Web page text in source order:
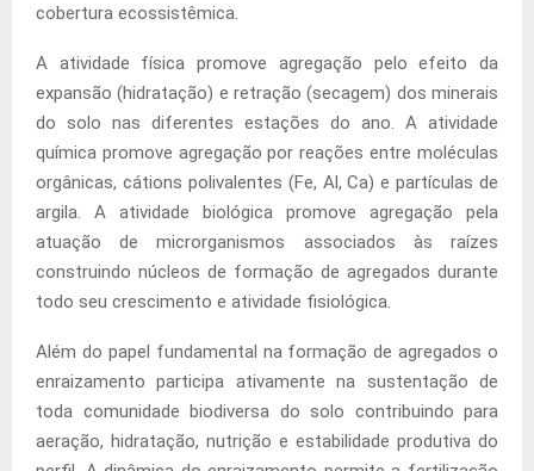
cobertura ecossistêmica.
A atividade física promove agregação pelo efeito da
expansão (hidratação) e retração (secagem) dos minerais
do solo nas diferentes estações do ano. A atividade
química promove agregação por reações entre moléculas
orgânicas, cátions polivalentes (Fe, Al, Ca) e partículas de
argila. A atividade biológica promove agregação pela
atuação de microrganismos associados às raízes
construindo núcleos de formação de agregados durante
todo seu crescimento e atividade fisiológica.
Além do papel fundamental na formação de agregados o
enraizamento participa ativamente na sustentação de
toda comunidade biodiversa do solo contribuindo para
aeração, hidratação, nutrição e estabilidade produtiva do